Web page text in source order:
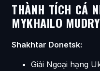
THÀNH TÍCH CÁ
MYKHAILO
Shakhtar Donetsk:
Giải Ngoại hạng